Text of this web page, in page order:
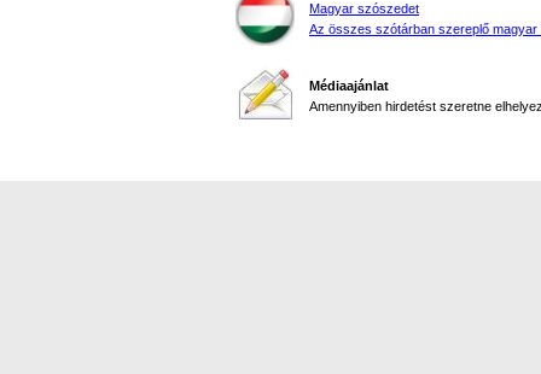
Magyar szószedet
Az összes szótárban szereplő magyar
Médiaajánlat
Amennyiben hirdetést szeretne